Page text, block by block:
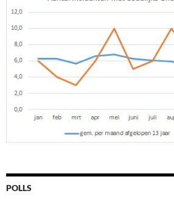
POLLS